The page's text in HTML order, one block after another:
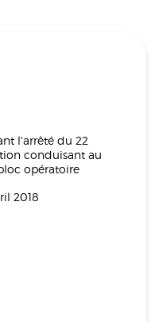
l'arrêté du 22
conduisant au
opératoire
2018